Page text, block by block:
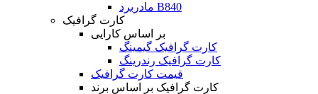
مادربرد B840
کارت گرافیک
بر اساس کارایی
کارت گرافیک گیمینگ
کارت گرافیک رندرینگ
قیمت کارت گرافیک
کارت گرافیک بر اساس برند